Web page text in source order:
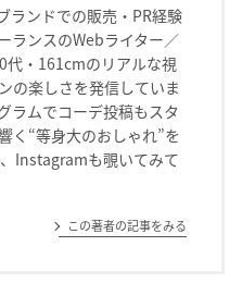
ランドでの販売・PR経験
ランスのWebライター／
代・161cmのリアルな視
の楽しさを発信していま
ラムでコーデ投稿もスタ
く“等身大のおしゃれ”を
Instagramも覗いてみて
この著者の記事をみる